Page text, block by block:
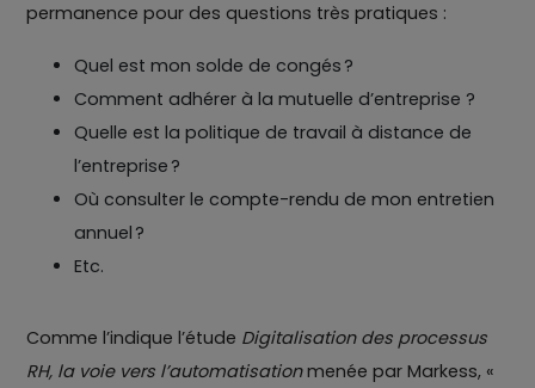
permanence pour des questions très pratiques :
Quel est mon solde de congés ?
Comment adhérer à la mutuelle d’entreprise ?
Quelle est la politique de travail à distance de
l’entreprise ?
Où consulter le compte-rendu de mon entretien
annuel ?
Etc.
Comme l’indique l’étude Digitalisation des processus
RH, la voie vers l’automatisationmenée par Markess, «